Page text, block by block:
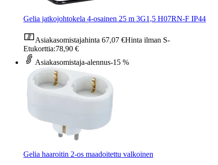
Gelia jatkojohtokela 4-osainen 25 m 3G1,5 H07RN-F IP44
Asiakasomistajahinta 67,07 €Hinta ilman S-
Etukorttia:78,90 €
Asiakasomistaja-alennus-15 %
Gelia haaroitin 2-os maadoitettu valkoinen